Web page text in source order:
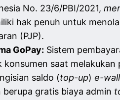
No. 23/6/PBI/2021,
hak penuh untuk
(PJP).
GoPay: Sistem
saat
saldo (top-up) e-
gratis biaya admin